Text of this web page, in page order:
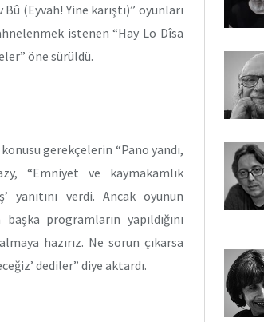
(Eyvah! Yine karıştı)” oyunları
istenen “Hay Lo Dîsa
öne sürüldü.
gerekçelerin “Pano yandı,
“Emniyet ve kaymakamlık
verdi. Ancak oyunun
programların yapıldığını
hazırız. Ne sorun çıkarsa
dediler” diye aktardı.